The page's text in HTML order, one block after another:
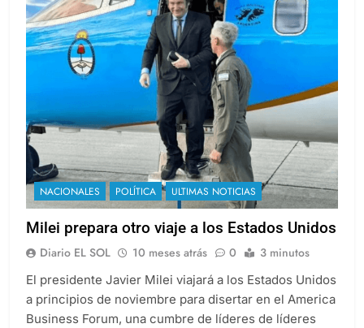
NACIONALES POLÍTICA ULTIMAS NOTICIAS
Milei prepara otro viaje a los Estados Unidos
Diario EL SOL 10 meses atrás 0 3 minutos
El presidente Javier Milei viajará a los Estados Unidos
a principios de noviembre para disertar en el America
Business Forum, una cumbre de líderes de líderes